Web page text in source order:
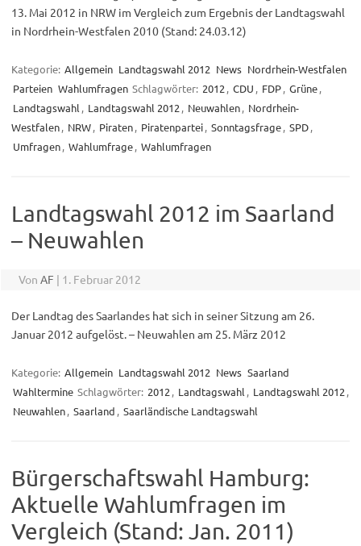
13. Mai 2012 in NRW im Vergleich zum Ergebnis der Landtagswahl
in Nordrhein-Westfalen 2010 (Stand: 24.03.12)
Kategorie: Allgemein Landtagswahl 2012 News Nordrhein-Westfalen
Parteien Wahlumfragen Schlagwörter: 2012 , CDU , FDP, Grüne,
Landtagswahl , Landtagswahl 2012 , Neuwahlen, Nordrhein-
Westfalen, NRW, Piraten, Piratenpartei, Sonntagsfrage, SPD,
Umfragen, Wahlumfrage, Wahlumfragen
Landtagswahl 2012 im Saarland
– Neuwahlen
Von AF | 1. Februar 2012
Der Landtag des Saarlandes hat sich in seiner Sitzung am 26.
Januar 2012 aufgelöst. – Neuwahlen am 25. März 2012
Kategorie: Allgemein Landtagswahl 2012 News Saarland
Wahltermine Schlagwörter: 2012 , Landtagswahl , Landtagswahl 2012 ,
Neuwahlen, Saarland , Saarländische Landtagswahl
Bürgerschaftswahl Hamburg:
Aktuelle Wahlumfragen im
Vergleich (Stand: Jan. 2011)